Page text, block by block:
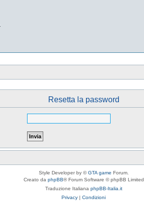
Resetta la password
Style Developer by ©GTA game Forum.
Creato da phpBB® Forum Software © phpBB Limited
Traduzione Italiana phpBB-Italia.it
Privacy | Condizioni